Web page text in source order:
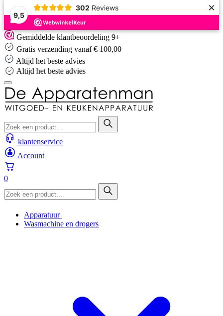
9,5
302 Reviews ×
Skip
to
content
Gemiddelde klantbeoordeling 9+
Gratis verzending vanaf € 100,00
Altijd het beste advies
Altijd het beste advies
klantenservice
Account
0
Apparatuur
Wasmachine en drogers